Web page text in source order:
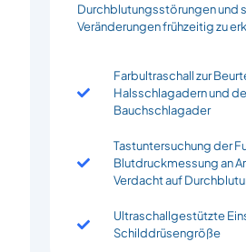
Durchblutungsstörungen und
Veränderungen frühzeitig zu
Farbultraschall zur
Halsschlagadern und
Bauchschlagader
Tastuntersuchung der
Blutdruckmessung an
Verdacht auf
Ultraschallgestützte
Schilddrüsengröße